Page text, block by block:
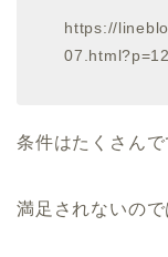
https://
07.html?p=12
条件はたくさん
満足されないの